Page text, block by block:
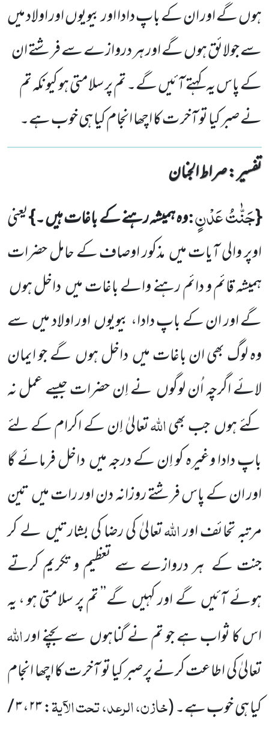
ہوں گے اور ان کے باپ دادا اور بیویوں اور اولاد میں
سے جولائق ہوں گے اور ہر دروازے سے فرشتے ان
کے پاس یہ کہتے آئیں گے۔ تم پر سلامتی ہو کیونکہ تم
نے صبر کیا تو آخر ت کا اچھا انجام کیا ہی خوب ہے۔
تفسیر : ‎صراط الجنان
{جَنّٰتُ عَدْنٍ:وہ ہمیشہ رہنے کے باغات ہیں ۔ }یعنی
اوپر والی آیات میں مذکور اوصاف کے حامل حضرات
ہمیشہ قائم و دائم رہنے والے باغات میں داخل ہوں
گے اور ان کے باپ دادا، بیویوں اور اولاد میں سے
وہ لوگ بھی ان باغات میں داخل ہوں گے جو ایمان
لائے اگرچہ اُن لوگوں نے اِن حضرات جیسے عمل نہ
کئے ہوں جب بھیاللّٰہتعالیٰ اِن کے اکرام کے لئے
باپ دادا وغیرہ کو اِن کے درجہ میں داخل فرمائے گا
اور ان کے پاس فرشتے روزانہ دن اور رات میں تین
مرتبہ تحائف اوراللّٰہتعالیٰ کی رضا کی بشارتیں لے کر
جنت کے ہر دروازے سے تعظیم و تکریم کرتے
ہوئے آئیں گے اور کہیں گے’’ تم پر سلامتی ہو ، یہ
اس کا ثواب ہے جو تم نے گناہوں سے بچنے اوراللّٰہ
تعالیٰ کی اطاعت کرنے پر صبر کیا تو آخر ت کا اچھا انجام
کیا ہی خوب ہے۔ (خازن، الرعد، تحت الآیۃ:۲۳، ۳ /